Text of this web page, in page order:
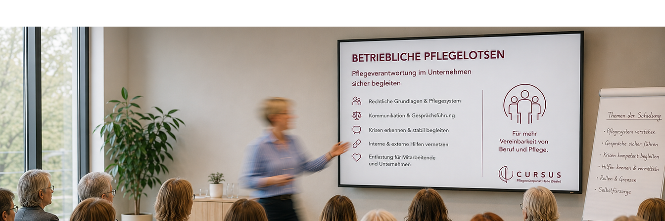
KlimaPOSITIVE Photographie
mit Schwerpunkt Business und Portrait für Unternehmen und Selbständige